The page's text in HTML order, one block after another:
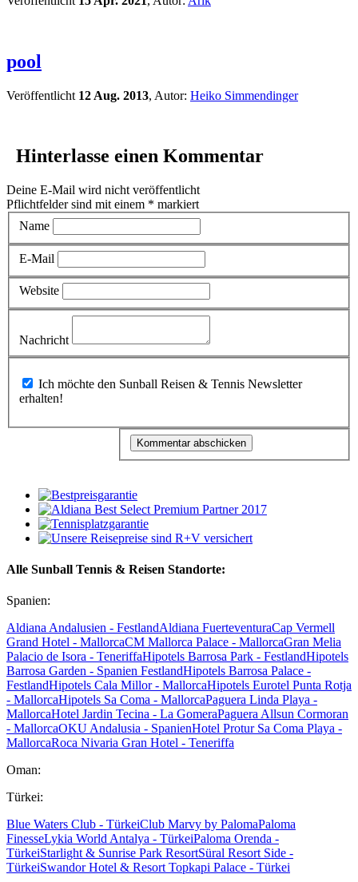
pool
Veröffentlicht 12 Aug. 2013, Autor: Heiko Simmendinger
Hinterlasse einen Kommentar
Deine E-Mail wird nicht veröffentlicht
Pflichtfelder sind mit einem * markiert
Name
E-Mail
Website
Nachricht
erhalten!
Alle Sunball Tennis & Reisen Standorte:
Spanien:
Aldiana Andalusien - FestlandAldiana FuerteventuraCap Vermell
Grand Hotel - MallorcaCM Mallorca Palace - MallorcaGran Melia
Palacio de Isora - TeneriffaHipotels Barrosa Park - FestlandHipotels
Barrosa Garden - Spanien FestlandHipotels Barrosa Palace -
FestlandHipotels Cala Millor - MallorcaHipotels Eurotel Punta Rotja
- MallorcaHipotels Sa Coma - MallorcaPaguera Linda Playa -
MallorcaHotel Jardin Tecina - La GomeraPaguera Allsun Cormoran
- MallorcaOKU Andalusia - SpanienHotel Protur Sa Coma Playa -
MallorcaRoca Nivaria Gran Hotel - Teneriffa
Oman:
Türkei:
Blue Waters Club - TürkeiClub Marvy by PalomaPaloma
FinesseLykia World Antalya - TürkeiPaloma Orenda -
TürkeiStarlight & Sunrise Park ResortSüral Resort Side -
TürkeiSwandor Hotel & Resort Topkapi Palace - Türkei